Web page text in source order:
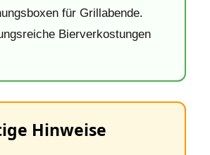
für Grillabende.
Bierverkostungen
Hinweise